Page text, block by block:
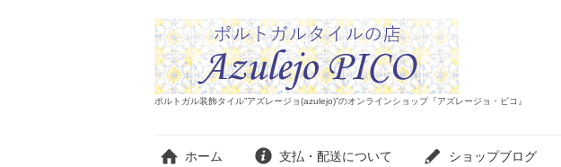
ポルトガル装飾タイル”アズレージョ(azulejo)”のオンラインショップ『アズレージョ・ピコ』
ホーム 支払・配送について ショップブログ